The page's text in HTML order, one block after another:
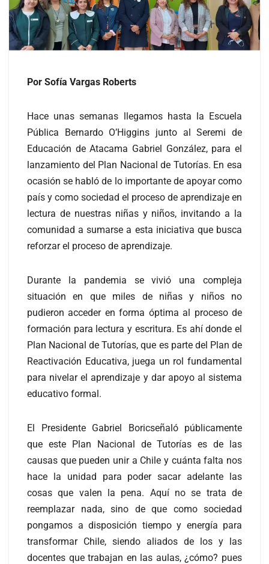
Por Sofía Vargas Roberts
Hace unas semanas llegamos hasta la Escuela
Pública Bernardo O’Higgins junto al Seremi de
Educación de Atacama Gabriel González, para el
lanzamiento del Plan Nacional de Tutorías. En esa
ocasión se habló de lo importante de apoyar como
país y como sociedad el proceso de aprendizaje en
lectura de nuestras niñas y niños, invitando a la
comunidad a sumarse a esta iniciativa que busca
reforzar el proceso de aprendizaje.
Durante la pandemia se vivió una compleja
situación en que miles de niñas y niños no
pudieron acceder en forma óptima al proceso de
formación para lectura y escritura. Es ahí donde el
Plan Nacional de Tutorías, que es parte del Plan de
Reactivación Educativa, juega un rol fundamental
para nivelar el aprendizaje y dar apoyo al sistema
educativo formal.
El Presidente Gabriel Boricseñaló públicamente
que este Plan Nacional de Tutorías es de las
causas que pueden unir a Chile y cuánta falta nos
hace la unidad para poder sacar adelante las
cosas que valen la pena. Aquí no se trata de
reemplazar nada, sino de que como sociedad
pongamos a disposición tiempo y energía para
transformar Chile, siendo aliados de los y las
docentes que trabajan en las aulas, ¿cómo? pues